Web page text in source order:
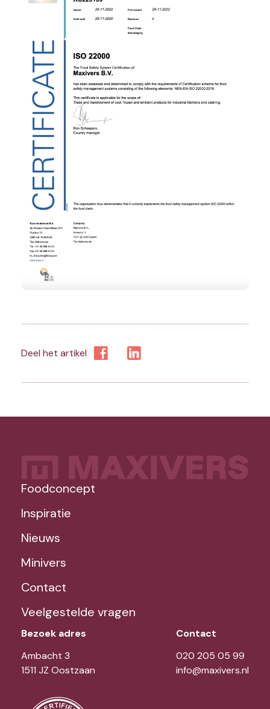
Deel het artikel
Foodconcept
Inspiratie
Nieuws
Minivers
Contact
Veelgestelde vragen
Bezoek adres
Ambacht 3
1511 JZ Oostzaan
Contact
020 205 05 99
info@maxivers.nl